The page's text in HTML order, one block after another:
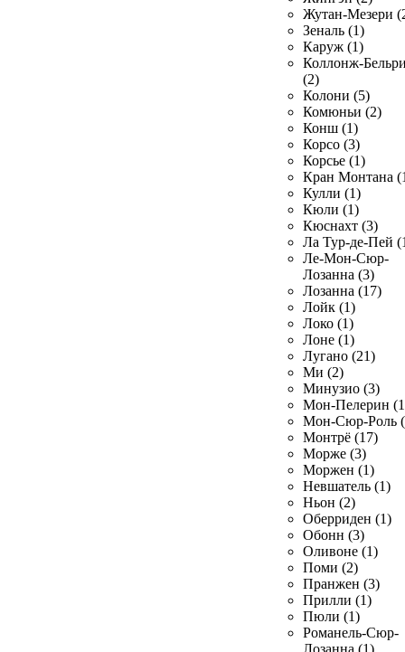
Жутан-Мезери
Зеналь (1)
Каруж (1)
Коллонж-
(2)
Колони (5)
Комюньи (2)
Конш (1)
Корсо (3)
Корсье (1)
Кран Монтана
Кулли (1)
Кюли (1)
Кюснахт (3)
Ла Тур-де-Пей
Ле-Мон-Сюр-
Лозанна (3)
Лозанна (17)
Лойк (1)
Локо (1)
Лоне (1)
Лугано (21)
Ми (2)
Минузио (3)
Мон-Пелерин
Мон-Сюр-Роль
Монтрё (17)
Морже (3)
Моржен (1)
Невшатель (1)
Ньон (2)
Оберриден (1)
Обонн (3)
Оливоне (1)
Поми (2)
Пранжен (3)
Прилли (1)
Пюли (1)
Романель-Сюр-
Лозанна (1)